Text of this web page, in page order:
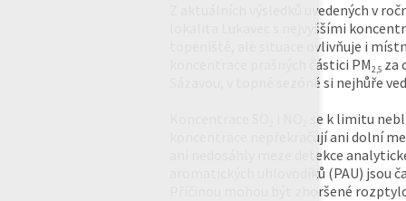
Z aktuálních výsledků uvedených v
lokalita Lukavec s nejvyššími
topeniště, ale situace ovlivňuje i
koncentrace prašných částici PM2,5 za
Sázavou, v topné sezóně si nejhůře
se k limitu
koncentrace nepřekračují ani dolní
ani nedosáhly meze detekce
aromatických uhlovodíků (PAU)
Příčinou mohou být zhoršené